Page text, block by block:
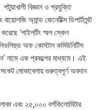
বিজ্ঞান ও প্রযুক্তি
অ্যান্ড জেনেটিক্স ডিপার্টমেন্ট
‘পাইলটিং স্মল স্কেল
অফ কোস্টাল কমিউনিটিস
নামে এক প্রকল্পের মাধ্যমে। এই
মোকাবেলায় গুরুত্বপূর্ণ অবদান
এবং ২৫,০০০ বর্গকিলোমিটার